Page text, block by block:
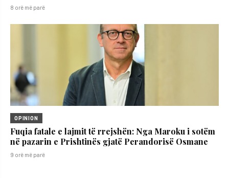
8 orë më parë
OPINION
Fuqia fatale e lajmit të rrejshën: Nga Maroku i sotëm
në pazarin e Prishtinës gjatë Perandorisë Osmane
9 orë më parë